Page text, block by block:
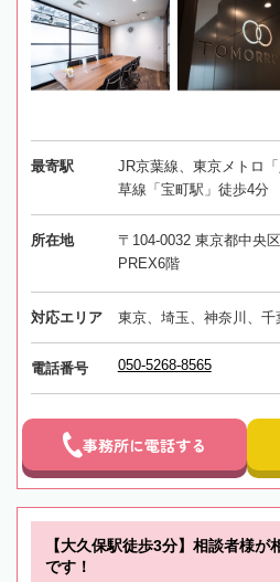
最寄駅
JR京葉線、東京メトロ
草線「宝町駅」徒歩4分
所在地
〒104-0032 東京都中央
PREX6階
対応エリア 東京、埼玉、神奈川、
電話番号 050-5268-8565
事務所に電話する
【大久保駅徒歩3分】相談者様が
です！